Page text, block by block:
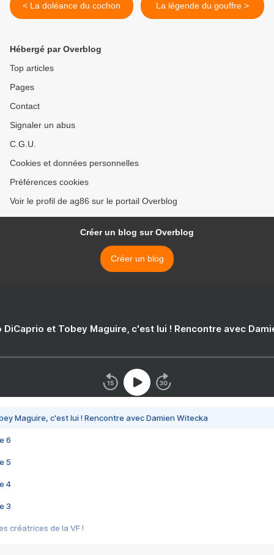
< La doléance du cochon La légende du gouffre >
Hébergé par Overblog
Top articles
Pages
Contact
Signaler un abus
C.G.U.
Cookies et données personnelles
Préférences cookies
Voir le profil de ag86 sur le portail Overblog
Créer un blog sur Overblog
Créer un blog
DiCaprio et Tobey Maguire, c'est lui ! Rencontre avec
Maguire, c'est lui ! Rencontre avec Damien Witecka
6
5
4
3
créatrices de la VF !